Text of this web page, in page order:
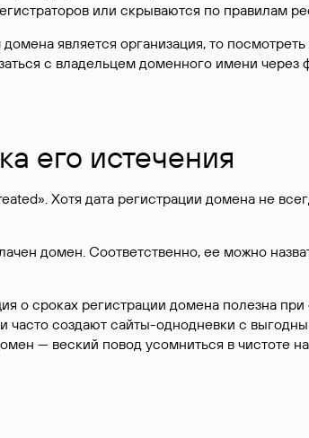
или скрываются по правилам
является организация, то
с владельцем доменного имени через
его истечения
Хотя дата регистрации домена не
домен. Соответственно, ее можно
о сроках регистрации домена полезна
часто создают сайты-однодневки с
— веский повод усомниться в чистоте